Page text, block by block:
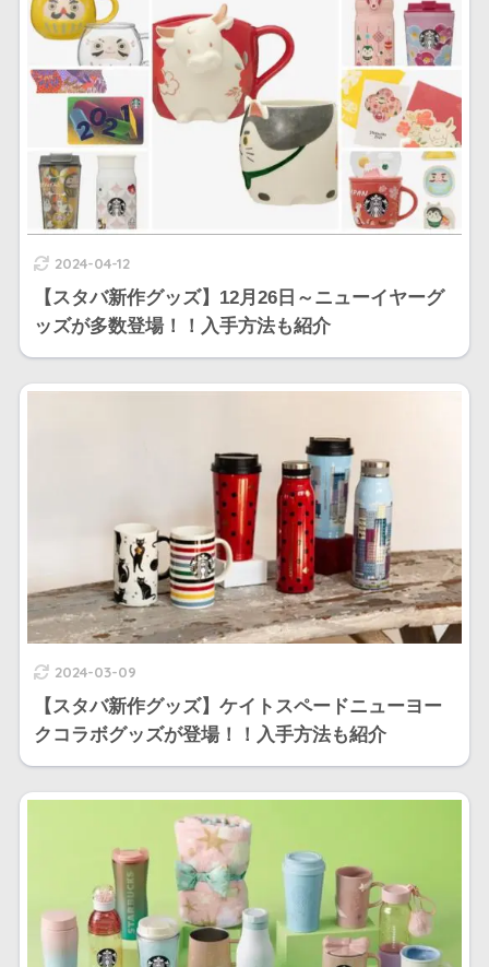
2024-04-12
【スタバ新作グッズ】12月26日～ニューイヤーグ
ッズが多数登場！！入手方法も紹介
2024-03-09
【スタバ新作グッズ】ケイトスペードニューヨー
クコラボグッズが登場！！入手方法も紹介